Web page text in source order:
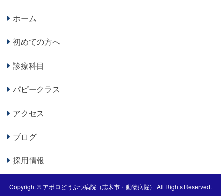
ホーム
初めての方へ
診療科目
パピークラス
アクセス
ブログ
採用情報
Copyright © アポロどうぶつ病院（志木市・動物病院） All Rights Reserved.